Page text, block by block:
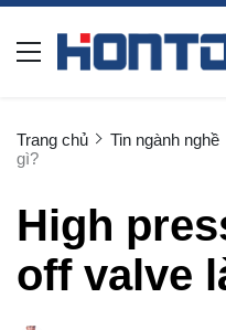
Trang chủ Tin ngành nghề
gì?
High
off valve